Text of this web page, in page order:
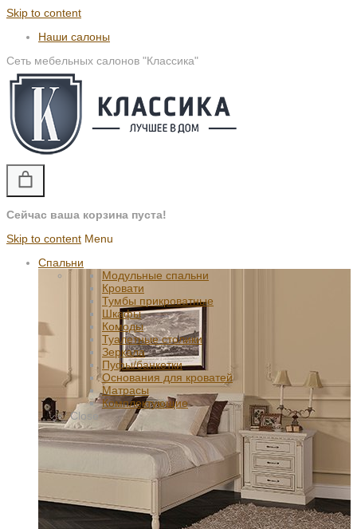
Skip to content
Наши салоны
Сеть мебельных салонов "Классика"
Сейчас ваша корзина пуста!
Skip to content Menu
Спальни
Модульные спальни
Кровати
Тумбы прикроватные
Шкафы
Комоды
Туалетные столики
Зеркала
Пуфы/банкетки
Основания для кроватей
Матрасы
Комплектующие
Close